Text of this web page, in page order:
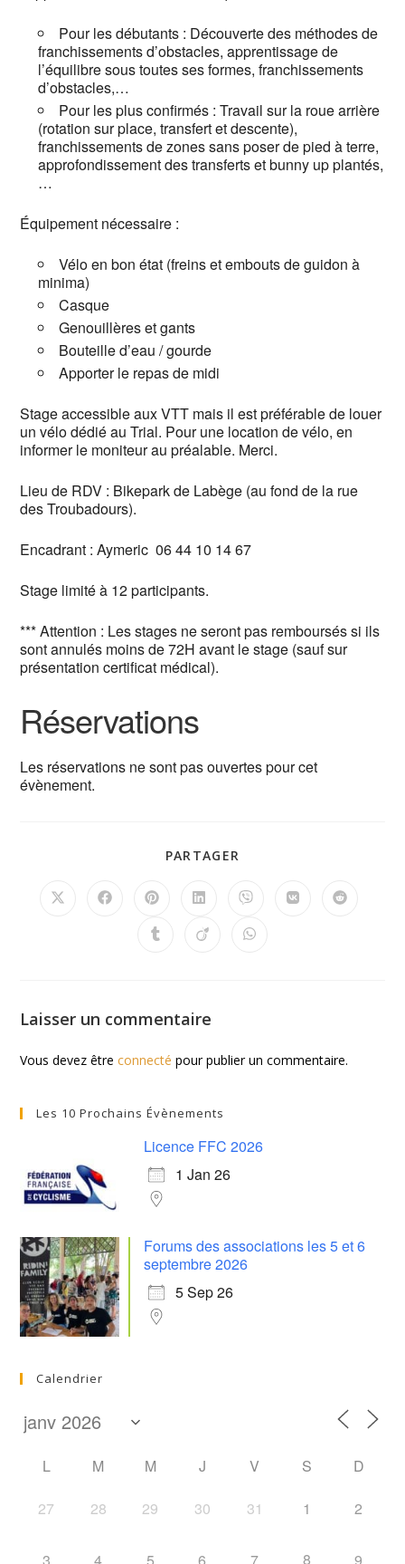
Pour les débutants : Découverte des méthodes de
franchissements d’obstacles, apprentissage de
l’équilibre sous toutes ses formes, franchissements
d’obstacles,…
Pour les plus confirmés : Travail sur la roue arrière
(rotation sur place, transfert et descente),
franchissements de zones sans poser de pied à terre,
approfondissement des transferts et bunny up plantés,
…
Équipement nécessaire :
Vélo en bon état (freins et embouts de guidon à
minima)
Casque
Genouillères et gants
Bouteille d’eau / gourde
Apporter le repas de midi
Stage accessible aux VTT mais il est préférable de louer
un vélo dédié au Trial. Pour une location de vélo, en
informer le moniteur au préalable. Merci.
Lieu de RDV : Bikepark de Labège (au fond de la rue
des Troubadours).
Encadrant : Aymeric 06 44 10 14 67
Stage limité à 12 participants.
*** Attention : Les stages ne seront pas remboursés si ils
sont annulés moins de 72H avant le stage (sauf sur
présentation certificat médical).
Réservations
Les réservations ne sont pas ouvertes pour cet
évènement.
PARTAGER
Laisser un commentaire
Vous devez êtreconnecté pour publier un commentaire.
Les 10 Prochains Évènements
Licence FFC 2026
1 Jan 26
Forums des associations les 5 et 6
septembre 2026
5 Sep 26
Calendrier
L M M J V S D
27 28 29 30 31 1 2
8